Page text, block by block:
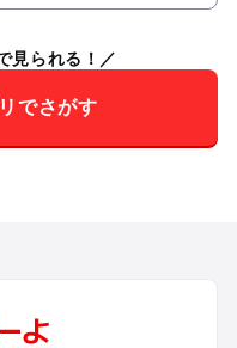
見られる！
でさがす